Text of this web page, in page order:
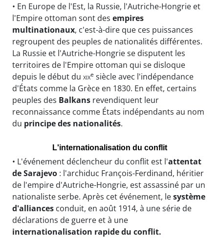
• En Europe de l'Est, la Russie, l'Autriche-Hongrie et
l'Empire ottoman sont des empires
multinationaux, c'est-à-dire que ces puissances
regroupent des peuples de nationalités différentes.
La Russie et l'Autriche-Hongrie se disputent les
territoires de l'Empire ottoman qui se disloque
depuis le début du xixe siècle avec l'indépendance
d'États comme la Grèce en 1830. En effet, certains
peuples des Balkans revendiquent leur
reconnaissance comme États indépendants au nom
du principe des nationalités.
L'internationalisation du conflit
• L'événement déclencheur du conflit est l'attentat
de Sarajevo : l'archiduc François-Ferdinand, héritier
de l'empire d'Autriche-Hongrie, est assassiné par un
nationaliste serbe. Après cet événement, lesystème
d'alliances conduit, en août 1914, à une série de
déclarations de guerre et à une
internationalisation rapide du conflit.